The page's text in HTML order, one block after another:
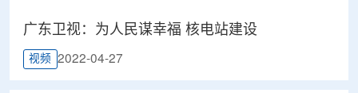
广东卫视：为人民谋幸福 核电站建设
视频 2022-04-27